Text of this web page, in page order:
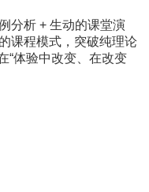
分析 + 生动的课堂演
课程模式，突破纯理论
“体验中改变、在改变